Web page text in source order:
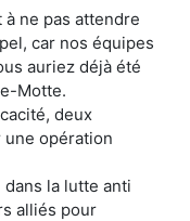
ne pas attendre
car nos équipes
auriez déjà été
Motte.
deux
opération
la lutte anti
alliés pour